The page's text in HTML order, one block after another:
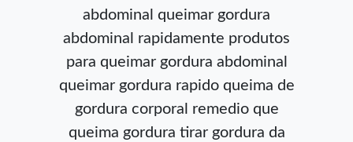
abdominal queimar gordura
abdominal rapidamente produtos
para queimar gordura abdominal
queimar gordura rapido queima de
gordura corporal remedio que
queima gordura tirar gordura da